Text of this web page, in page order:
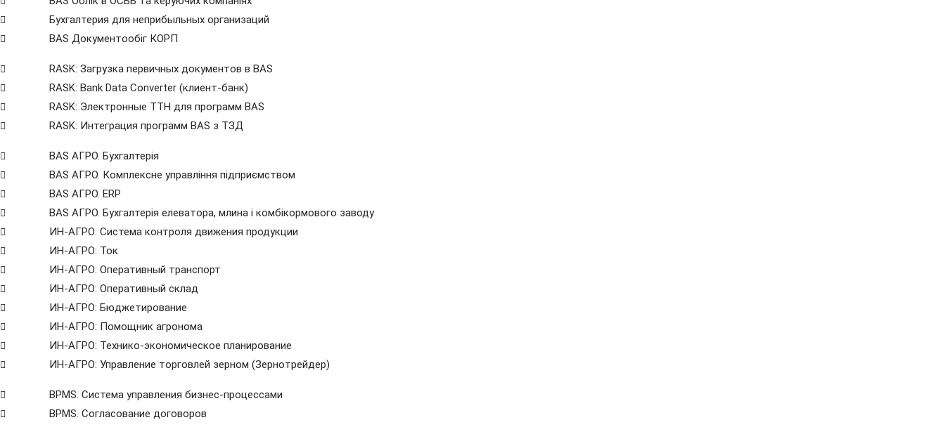
Бухгалтерия для неприбыльных организаций
BAS Документообіг КОРП
RASK: Загрузка первичных документов в BAS
RASK: Bank Data Сonverter (клиент-банк)
RASK: Электронные ТТН для программ BAS
RASK: Интеграция программ BAS з ТЗД
BAS АГРО. Бухгалтерія
BAS АГРО. Комплексне управління підприємством
BAS АГРО. ERP
BAS АГРО. Бухгалтерія елеватора, млина і комбікормового заводу
ИН-АГРО: Система контроля движения продукции
ИН-АГРО: Ток
ИН-АГРО: Оперативный транспорт
ИН-АГРО: Оперативный склад
ИН-АГРО: Бюджетирование
ИН-АГРО: Помощник агронома
ИН-АГРО: Технико-экономическое планирование
ИН-АГРО: Управление торговлей зерном (Зернотрейдер)
ВРМS. Система управления бизнес-процессами
BPMS. Согласование договоров